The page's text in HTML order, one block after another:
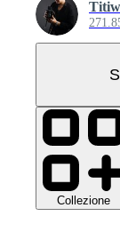
Collezione